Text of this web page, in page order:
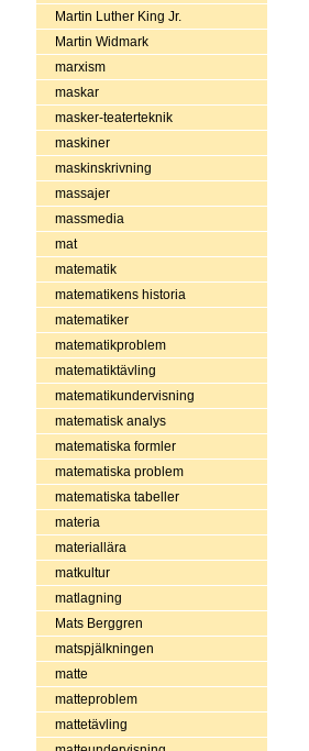
Martin Luther King Jr.
Martin Widmark
marxism
maskar
masker-teaterteknik
maskiner
maskinskrivning
massajer
massmedia
mat
matematik
matematikens historia
matematiker
matematikproblem
matematiktävling
matematikundervisning
matematisk analys
matematiska formler
matematiska problem
matematiska tabeller
materia
materiallära
matkultur
matlagning
Mats Berggren
matspjälkningen
matte
matteproblem
mattetävling